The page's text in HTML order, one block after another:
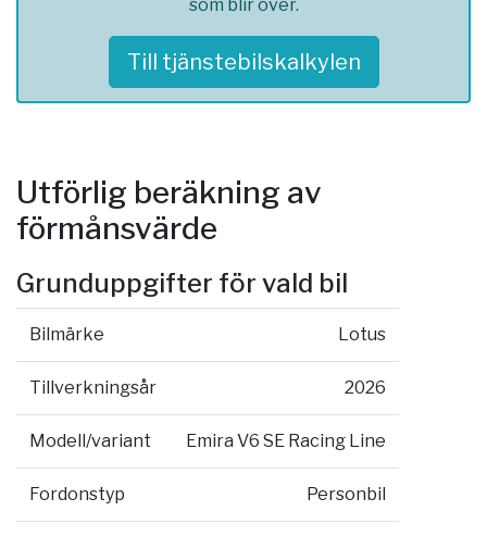
som blir över.
Till tjänstebilskalkylen
Utförlig beräkning av
förmånsvärde
Grunduppgifter för vald bil
Bilmärke Lotus
Tillverkningsår 2026
Modell/variant Emira V6 SE Racing Line
Fordonstyp Personbil